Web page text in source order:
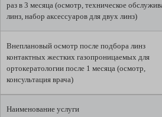
раз в 3 месяца (осмотр, техническое
линз, набор аксессуаров для двух линз)
Внеплановый осмотр после подбора линз
контактных жестких газопроницаемых для
ортокератологии после 1 месяца (осмотр,
консультация врача)
Наименование услуги